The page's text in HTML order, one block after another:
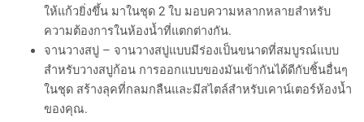
ให้แก้วยิ่งขึ้น มาในชุด 2 ใบ มอบความหลากหลายสำหรับ
ความต้องการในห้องน้ำที่แตกต่างกัน.
จานวางสบู่ – จานวางสบู่แบบมีร่องเป็นขนาดที่สมบูรณ์แบบ
สำหรับวางสบู่ก้อน การออกแบบของมันเข้ากันได้ดีกับชิ้นอื่นๆ
ในชุด สร้างลุคที่กลมกลืนและมีสไตล์สำหรับเคาน์เตอร์ห้องน้ำ
ของคุณ.